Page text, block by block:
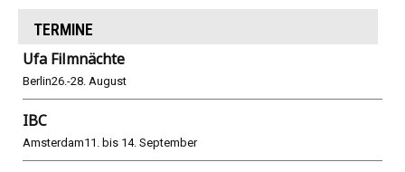
TERMINE
Ufa Filmnächte
Berlin26.-28. August
IBC
Amsterdam11. bis 14. September